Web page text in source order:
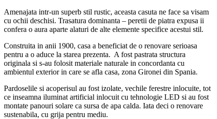
Amenajata intr-un superb stil rustic, aceasta casuta ne face sa visam
cu ochii deschisi. Trasatura dominanta – peretii de piatra expusa ii
confera o aura aparte alaturi de alte elemente specifice acestui stil.
Construita in anii 1900, casa a beneficiat de o renovare serioasa
pentru a o aduce la starea prezenta. A fost pastrata structura
originala si s-au folosit materiale naturale in concordanta cu
ambientul exterior in care se afla casa, zona Gironei din Spania.
Pardoselile si acoperisul au fost izolate, vechile ferestre inlocuite, tot
ce inseamna iluminat artificial inlocuit cu tehnologie LED si au fost
montate panouri solare ca sursa de apa calda. Iata deci o renovare
sustenabila, cu grija pentru mediu.